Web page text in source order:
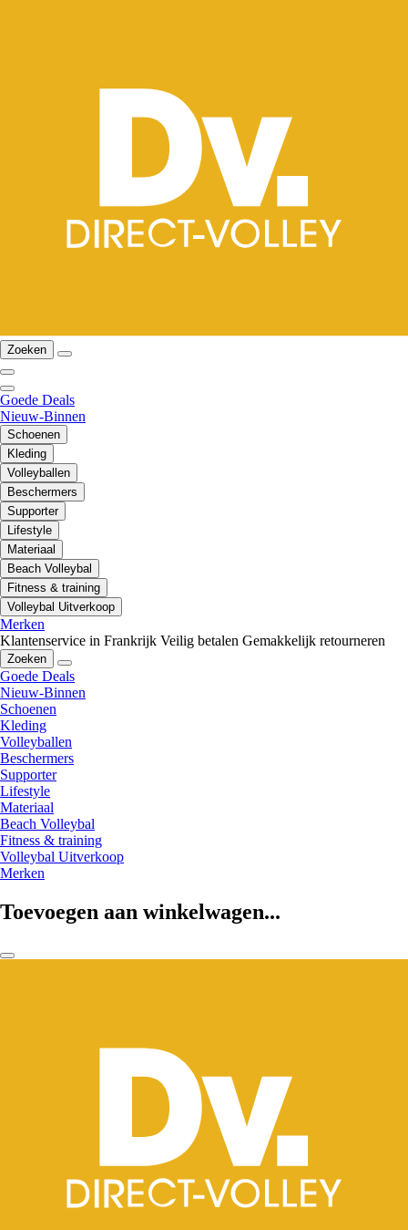
Zoeken
Goede Deals
Nieuw-Binnen
Schoenen
Kleding
Volleyballen
Beschermers
Supporter
Lifestyle
Materiaal
Beach Volleybal
Fitness & training
Volleybal Uitverkoop
Merken
Klantenservice in Frankrijk Veilig betalen Gemakkelijk retourneren
Zoeken
Goede Deals
Nieuw-Binnen
Schoenen
Kleding
Volleyballen
Beschermers
Supporter
Lifestyle
Materiaal
Beach Volleybal
Fitness & training
Volleybal Uitverkoop
Merken
Toevoegen aan winkelwagen...